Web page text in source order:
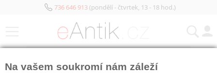
736 646 913(pondělí - čtvrtek, 13 - 18 hod.)
Na vašem soukromí nám záleží